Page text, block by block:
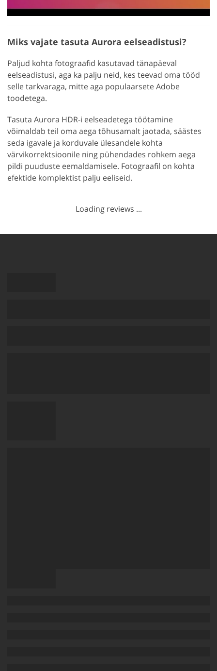
Miks vajate tasuta Aurora eelseadistusi?
Paljud kohta fotograafid kasutavad tänapäeval
eelseadistusi, aga ka palju neid, kes teevad oma tööd
selle tarkvaraga, mitte aga populaarsete Adobe
toodetega.
Tasuta Aurora HDR-i eelseadetega töötamine
võimaldab teil oma aega tõhusamalt jaotada, säästes
seda igavale ja korduvale ülesandele kohta
värvikorrektsioonile ning pühendades rohkem aega
pildi puuduste eemaldamisele. Fotograafil on kohta
efektide komplektist palju eeliseid.
Loading reviews ...